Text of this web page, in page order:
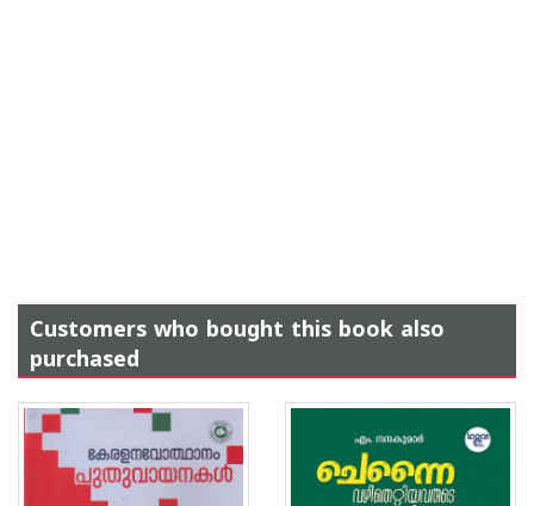
Customers who bought this book also
purchased